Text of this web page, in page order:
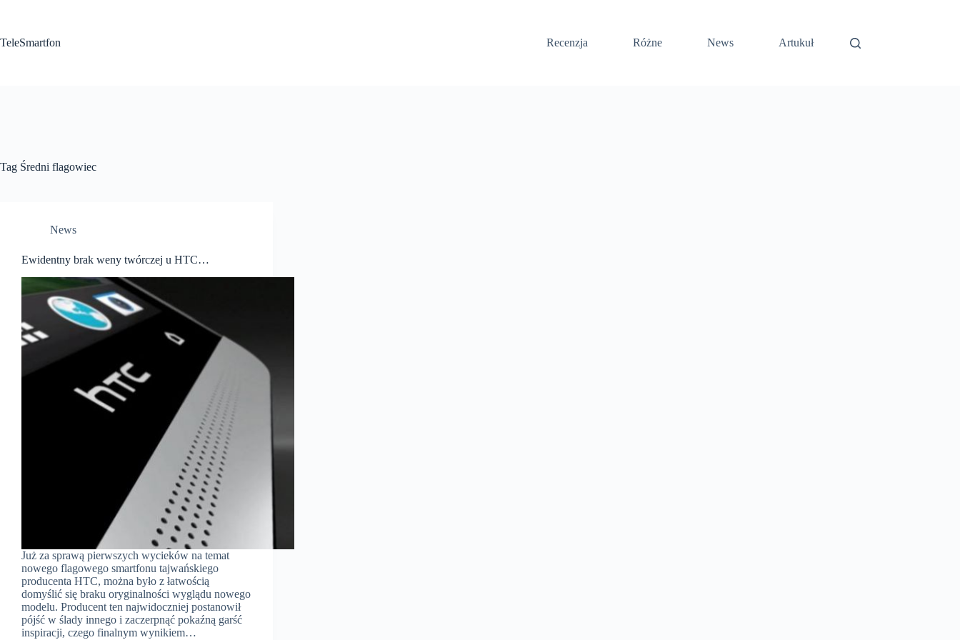
TeleSmartfon
Recenzja Różne News Artukuł
Tag Średni flagowiec
News
Ewidentny brak weny twórczej u HTC…
Już za sprawą pierwszych wycieków na temat
nowego flagowego smartfonu tajwańskiego
producenta HTC, można było z łatwością
domyślić się braku oryginalności wyglądu nowego
modelu. Producent ten najwidoczniej postanowił
pójść w ślady innego i zaczerpnąć pokaźną garść
inspiracji, czego finalnym wynikiem…